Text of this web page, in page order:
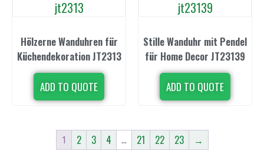
Hölzerne Wanduhren für
Küchendekoration JT2313
ADD TO QUOTE
Stille Wanduhr mit Pendel
für Home Decor JT23139
ADD TO QUOTE
1 2 3 4 ... 21 22 23 →